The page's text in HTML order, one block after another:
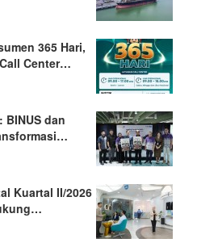
365 Hari,
Center…
BINUS dan
Kuartal II/2026